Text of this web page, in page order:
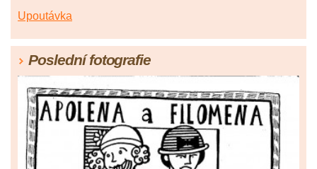
Upoutávka
Poslední fotografie